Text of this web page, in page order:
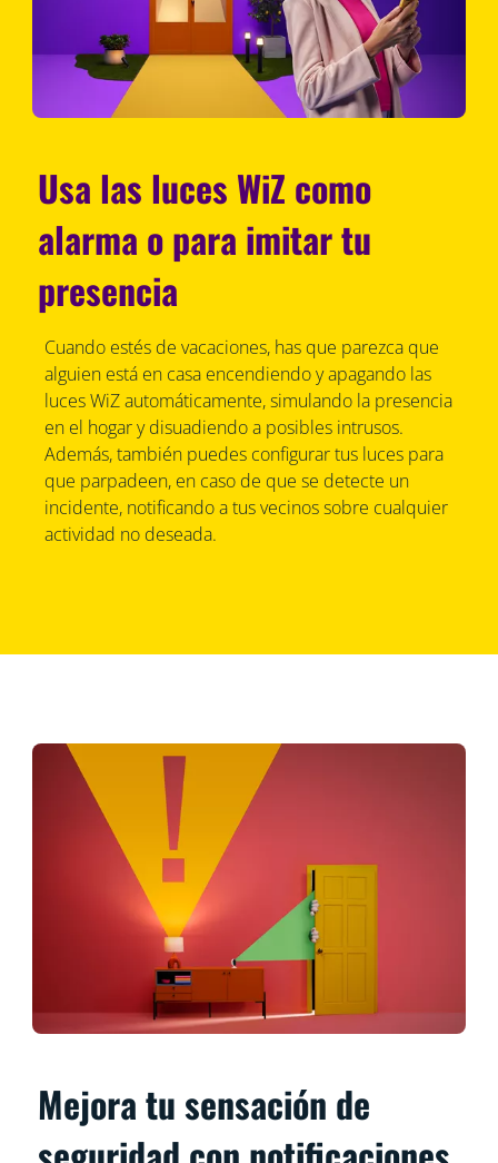
Usa las luces WiZ como
alarma o para imitar tu
presencia
Cuando estés de vacaciones, has que parezca que
alguien está en casa encendiendo y apagando las
luces WiZ automáticamente, simulando la presencia
en el hogar y disuadiendo a posibles intrusos.
Además, también puedes configurar tus luces para
que parpadeen, en caso de que se detecte un
incidente, notificando a tus vecinos sobre cualquier
actividad no deseada.
Mejora tu sensación de